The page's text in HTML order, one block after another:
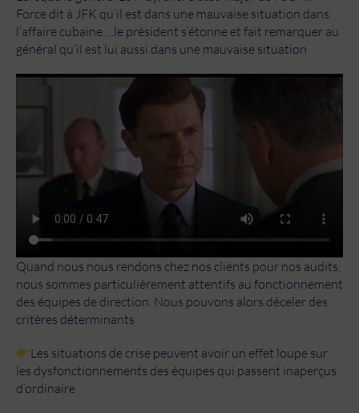
Force dit à JFK qu’il est dans une mauvaise situation dans
l’affaire cubaine….le président s’étonne et fait remarquer au
général qu’il est lui aussi dans une mauvaise situation
Quand nous nous rendons chez nos clients pour nos audits,
nous sommes particulièrement attentifs au fonctionnement
des équipes de direction. Nous pouvons alors déceler des
critères déterminants
Les situations de crise peuvent avoir un effet loupe sur
les dysfonctionnements des équipes qui passent inaperçus
d’ordinaire